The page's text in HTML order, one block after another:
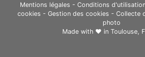
Mentions légales - Conditions
cookies - Gestion des cookies - Collecte
photo
Made with ❤ in Toulouse,